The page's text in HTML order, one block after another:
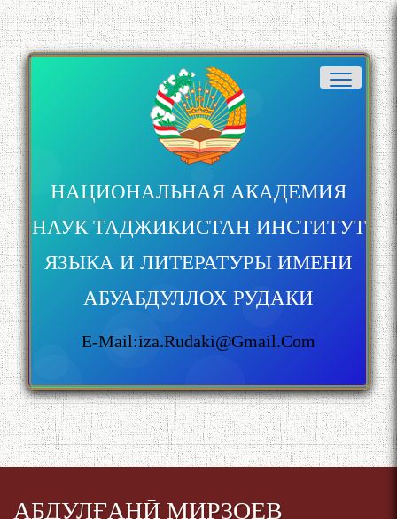
НАЦИОНАЛЬНАЯ АКАДЕМИЯ
НАУК ТАДЖИКИСТАН ИНСТИТУТ
ЯЗЫКА И ЛИТЕРАТУРЫ ИМЕНИ
АБУАБДУЛЛОХ РУДАКИ
E-Mail:iza.rudaki@gmail.com
АБДУЛҒАНӢ МИРЗОЕВ